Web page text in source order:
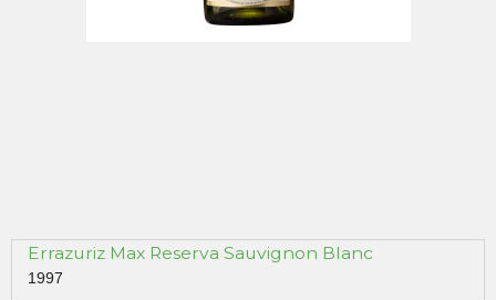
Errazuriz Max Reserva Sauvignon Blanc
1997